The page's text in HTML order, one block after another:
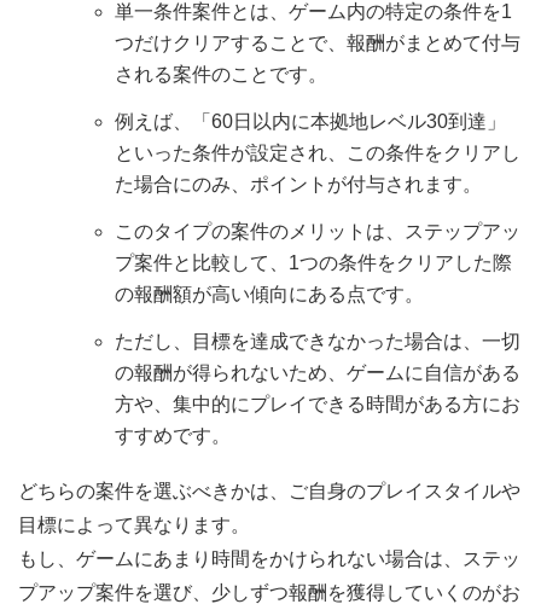
単一条件案件とは、ゲーム内の特定の条件を1
つだけクリアすることで、報酬がまとめて付与
される案件のことです。
例えば、「60日以内に本拠地レベル30到達」
といった条件が設定され、この条件をクリアし
た場合にのみ、ポイントが付与されます。
このタイプの案件のメリットは、ステップアッ
プ案件と比較して、1つの条件をクリアした際
の報酬額が高い傾向にある点です。
ただし、目標を達成できなかった場合は、一切
の報酬が得られないため、ゲームに自信がある
方や、集中的にプレイできる時間がある方にお
すすめです。
どちらの案件を選ぶべきかは、ご自身のプレイスタイルや
目標によって異なります。
もし、ゲームにあまり時間をかけられない場合は、ステッ
プアップ案件を選び、少しずつ報酬を獲得していくのがお